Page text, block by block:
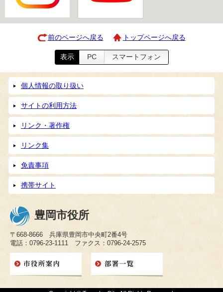
前のページへ戻る トップページへ戻る
表示 PC スマートフォン
個人情報の取り扱い
サイトの利用方法
リンク・著作権
リンク集
免責事項
携帯サイト
豊岡市役所
〒668-8666 兵庫県豊岡市中央町2番4号
電話：0796-23-1111 ファクス：0796-24-2575